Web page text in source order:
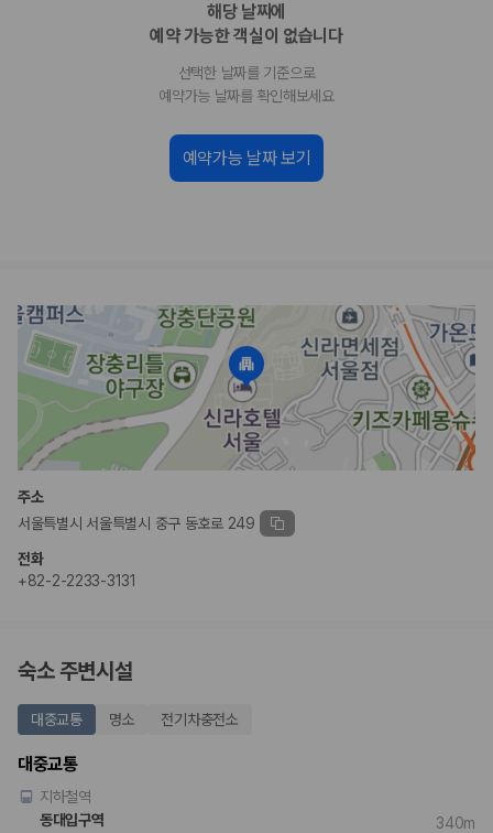
경차, 소형, 준중형, 중형, SUV, 승합차 등 여행
인원에 맞는 차종별 가격을 비교합니다.
제주공항 인수 조건 비교: 셔틀 이동, 인수 위치, 반납 편의성을 함께
비교 후 원하는 차량을 바로 예약할 수 있습니다.
제주렌트카 실시간 가격비교 바로가기
제주렌트카 최저가는 차량 기본요금만으로 판단하기 어렵습니다. 보험 포
함 여부, 면책금, 보상 한도, 옵션 비용, 취소 수수료를 함께 확인해야 실제
로 저렴한 차량을 고를 수 있습니다.
2. 보험 조건은 가격만큼 중요합니다
완전자차와 슈퍼자차는 업체별 보장 범위가 다를 수 있습니다. 카모아에서
는 제주 렌트카 가격과 함께 보험 조건을 비교해 여행 스타일에 맞는 보장
수준을 선택할 수 있습니다.
3. 제주공항 접근성과 셔틀 조건을 함께 확인하세요
제주 렌트카는 차량 인수 위치와 셔틀 편의성에 따라 실제 이용 만족도가
제주도 렌트카 차종별 가격비교
경차·소형차
혼자 또는 2인 여행에 적합하며 제주 렌트카 최저가를 찾는 사용자
가 가장 먼저 비교하는 차종입니다.
준중형·중형차
커플·친구 여행에서 많이 선택되며 가격과 승차감의 균형이 좋은 차
종입니다.
해당 날짜에
예약 가능한 객실이 없습니다
선택한 날짜를 기준으로
예약가능 날짜를 확인해보세요
예약가능 날짜 보기
주소
서울특별시 서울특별시 중구 동호로 249
전화
+82-2-2233-3131
숙소 주변시설
대중교통 명소 전기차충전소
대중교통
지하철역
동대입구역
340m